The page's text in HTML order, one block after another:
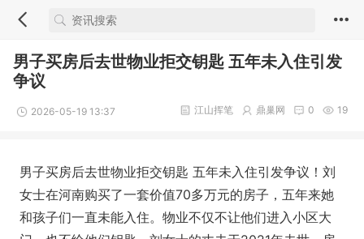
男子买房后去世物业拒交钥匙 五年未入住引发
争议
2026-05-19 13:37 19
0
鼎巢网
江山挥笔
男子买房后去世物业拒交钥匙 五年未入住引发争议！刘
女士在河南购买了一套价值70多万元的房子，五年来她
和孩子们一直未能入住。物业不仅不让他们进入小区大